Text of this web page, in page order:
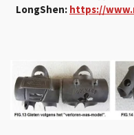
LongShen: https://